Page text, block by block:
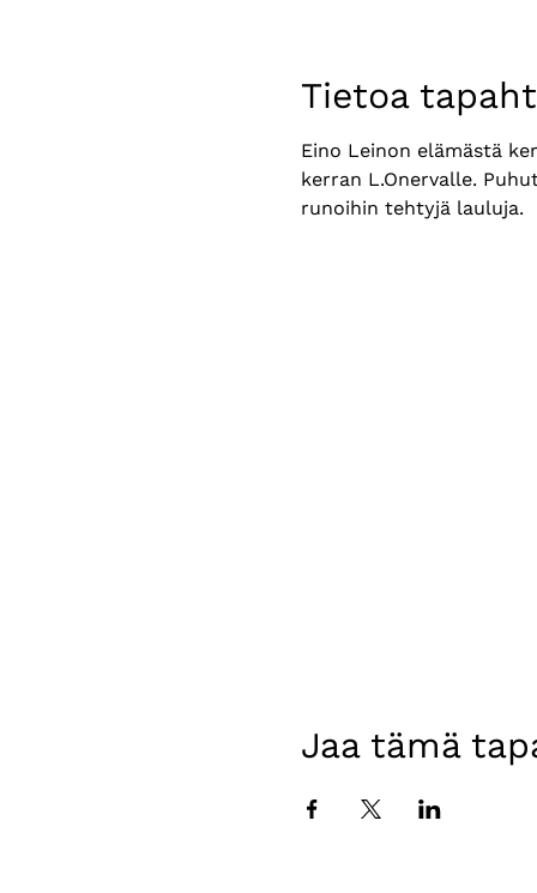
Tietoa
Eino Leinon elämästä
kerran L.Onervalle.
runoihin tehtyjä lauluja.
Jaa tämä